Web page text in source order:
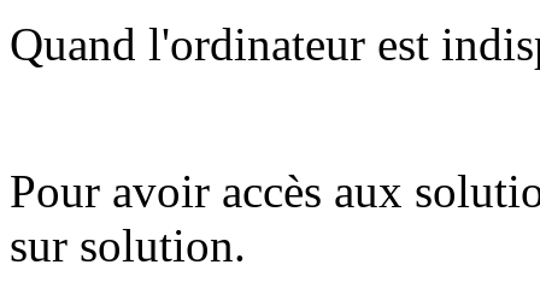
Quand l'ordinateur est
Pour avoir accès aux
sur solution.